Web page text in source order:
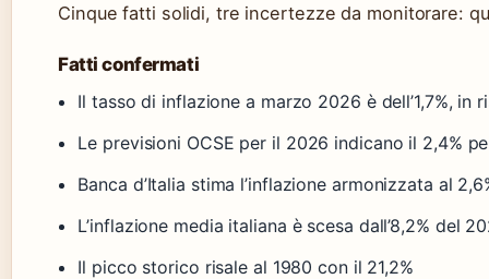
Cinque fatti solidi, tre incertezze da monitorare:
Fatti confermati
Il tasso di inflazione a marzo 2026 è dell’1,7%,
Le previsioni OCSE per il 2026 indicano il 2,4%
Banca d’Italia stima l’inflazione armonizzata al
L’inflazione media italiana è scesa dall’8,2% del
Il picco storico risale al 1980 con il 21,2%